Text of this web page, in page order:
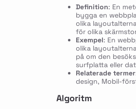
Definition: En
bygga en
olika
för olika
Exempel: En
olika
på om den
surfplatta eller
Relaterade termer
design, Mobil-
Algoritm